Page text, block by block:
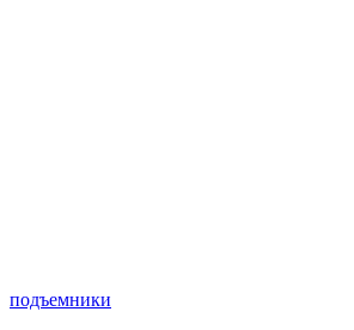
подъемники